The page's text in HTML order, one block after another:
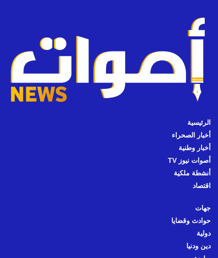
الرئيسية
أخبار الصحراء
أخبار وطنية
أصوات نيوز TV
أنشطة ملكية
اقتصاد
جهات
حوادث وقضايا
دولية
دين ودنيا